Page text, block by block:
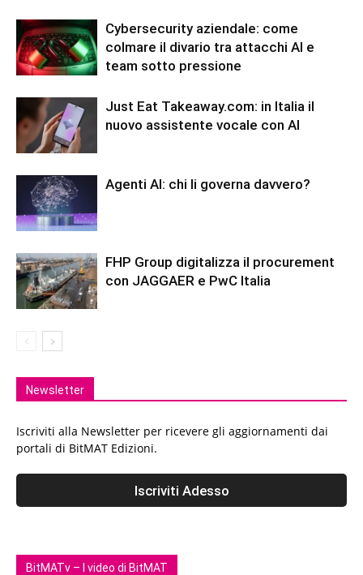
Cybersecurity aziendale: come
colmare il divario tra attacchi AI e
team sotto pressione
Just Eat Takeaway.com: in Italia il
nuovo assistente vocale con AI
Agenti AI: chi li governa davvero?
FHP Group digitalizza il procurement
con JAGGAER e PwC Italia
Newsletter
Iscriviti alla Newsletter per ricevere gli aggiornamenti dai
portali di BitMAT Edizioni.
BitMATv – I video di BitMAT